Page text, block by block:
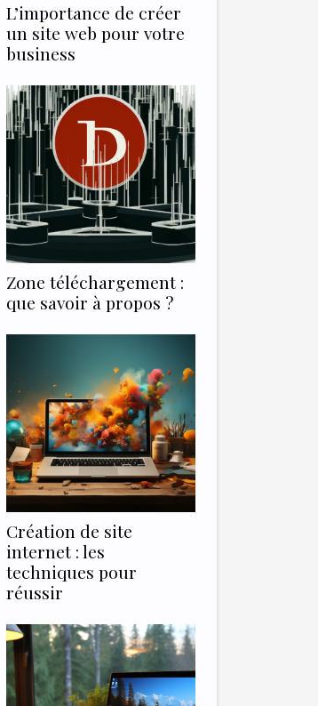
L’importance de créer
un site web pour votre
business
Zone téléchargement :
que savoir à propos ?
Création de site
internet : les
techniques pour
réussir